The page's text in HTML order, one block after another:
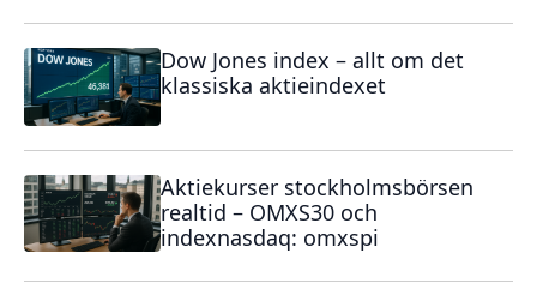
Dow Jones index – allt om det
klassiska aktieindexet
Aktiekurser stockholmsbörsen
realtid – OMXS30 och
indexnasdaq: omxspi